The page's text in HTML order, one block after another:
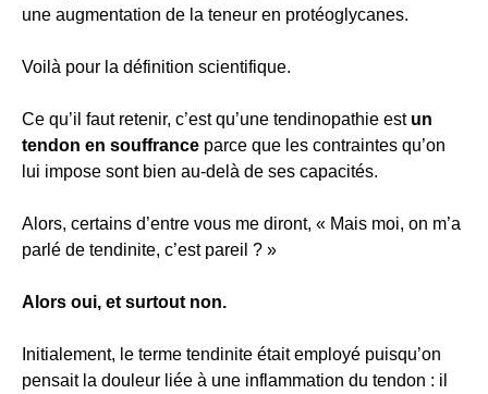
une augmentation de la teneur en protéoglycanes.
Voilà pour la définition scientifique.
Ce qu’il faut retenir, c’est qu’une tendinopathie est un
tendon en souffrance parce que les contraintes qu’on
lui impose sont bien au-delà de ses capacités.
Alors, certains d’entre vous me diront, « Mais moi, on m’a
parlé de tendinite, c’est pareil ? »
Alors oui, et surtout non.
Initialement, le terme tendinite était employé puisqu’on
pensait la douleur liée à une inflammation du tendon : il